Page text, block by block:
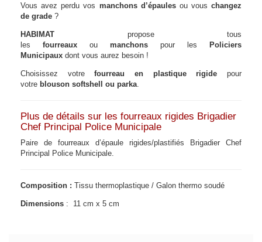
Vous avez perdu vos manchons d’épaulesou vous changez
de grade ?
HABIMAT propose tous
les fourreaux ou manchons pour les
Policiers
Municipaux dont vous aurez besoin !
Choisissez votrefourreau en plastique rigide pour
votre blouson softshell ou parka.
Plus de détails sur les fourreaux rigides Brigadier
Chef Principal Police Municipale
Paire de fourreaux d’épaule rigides/plastifiés Brigadier Chef
Principal Police Municipale.
Composition : Tissu thermoplastique / Galon thermo soudé
Dimensions : 11 cm x 5 cm